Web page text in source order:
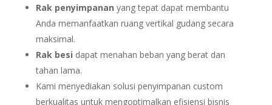
Rak penyimpanan yang tepat dapat membantu
Anda memanfaatkan ruang vertikal gudang secara
maksimal.
Rak besi dapat menahan beban yang berat dan
tahan lama.
Kami menyediakan solusi penyimpanan custom
berkualitas untuk mengoptimalkan efisiensi bisnis